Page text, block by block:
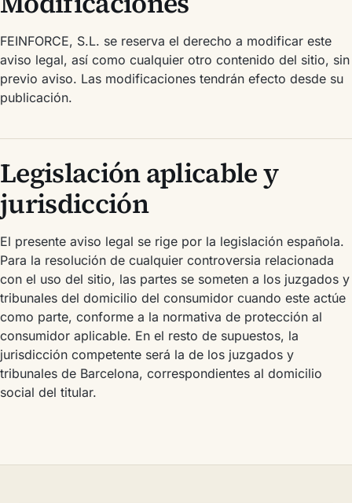
FEINFORCE, S.L. se reserva el derecho a modificar este
aviso legal, así como cualquier otro contenido del sitio, sin
previo aviso. Las modificaciones tendrán efecto desde su
publicación.
Legislación aplicable y
jurisdicción
El presente aviso legal se rige por la legislación española.
Para la resolución de cualquier controversia relacionada
con el uso del sitio, las partes se someten a los juzgados y
tribunales del domicilio del consumidor cuando este actúe
como parte, conforme a la normativa de protección al
consumidor aplicable. En el resto de supuestos, la
jurisdicción competente será la de los juzgados y
tribunales de Barcelona, correspondientes al domicilio
social del titular.